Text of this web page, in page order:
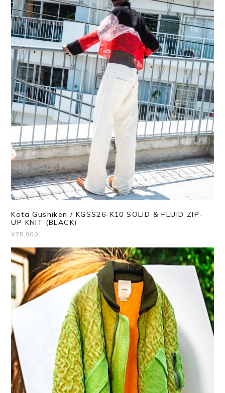
Kota Gushiken / KGSS26-K10 SOLID & FLUID ZIP-
UP KNIT (BLACK)
¥75,900